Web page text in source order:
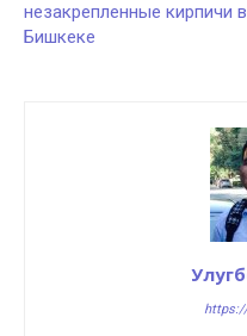
незакрепленные кирпичи в
Бишкеке